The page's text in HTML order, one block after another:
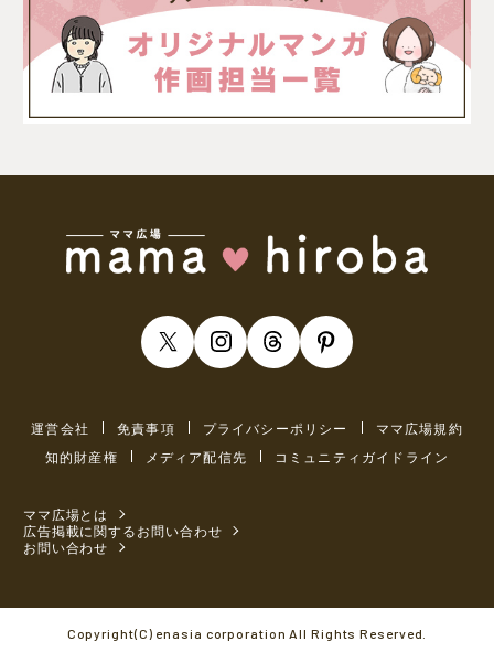
運営会社 免責事項 プライバシーポリシー
ママ広場規約
知的財産権
メディア配信先 コミュニティガイドライン
ママ広場とは
広告掲載に関するお問い合わせ
お問い合わせ
Copyright(C) enasia corporation All Rights Reserved.